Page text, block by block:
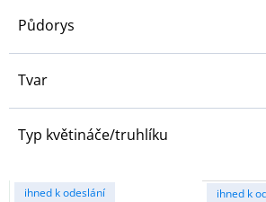
Půdorys
Tvar
Typ květináče/truhlíku
V ihned k odeslání ihned k